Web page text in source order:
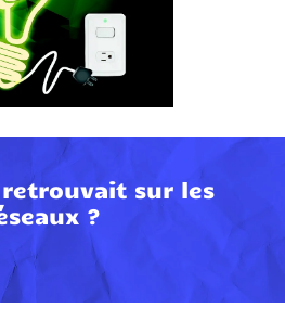
retrouvait sur les
?